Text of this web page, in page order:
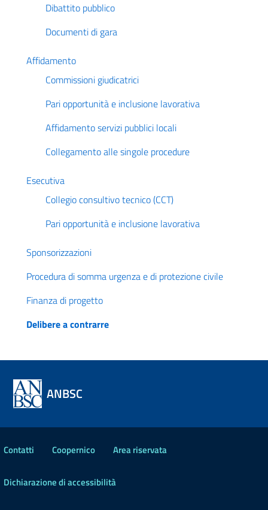
Dibattito pubblico
Documenti di gara
Affidamento
Commissioni giudicatrici
Pari opportunità e inclusione lavorativa
Affidamento servizi pubblici locali
Collegamento alle singole procedure
Esecutiva
Collegio consultivo tecnico (CCT)
Pari opportunità e inclusione lavorativa
Sponsorizzazioni
Procedura di somma urgenza e di protezione civile
Finanza di progetto
Delibere a contrarre
ANBSC
Contatti Coopernico Area riservata
Dichiarazione di accessibilità